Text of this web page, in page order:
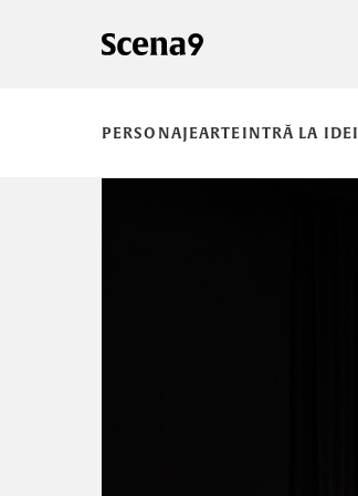
PERSONAJEARTEINTRĂ LA IDEI